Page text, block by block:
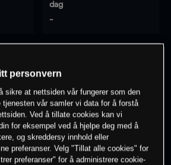
dag
-
-
erpå dette instrumentet
Søk om konto
personvern
sikre at nettsiden vår fungerer som den
tjenesten vår samler vi data for å forstå
Ved å tillate cookies kan vi
for eksempel ved å hjelpe deg med å
og skreddersy innhold eller
preferanser. Velg "Tillat alle cookies" for
preferanser" for å administrere cookie-